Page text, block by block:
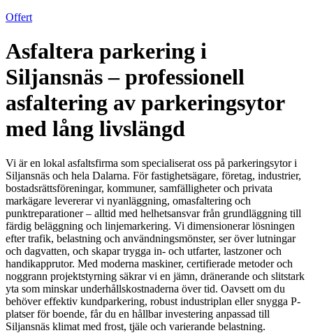
Offert
Asfaltera parkering i
Siljansnäs – professionell
asfaltering av parkeringsytor
med lång livslängd
Vi är en lokal asfaltsfirma som specialiserat oss på parkeringsytor i
Siljansnäs och hela Dalarna. För fastighetsägare, företag, industrier,
bostadsrättsföreningar, kommuner, samfälligheter och privata
markägare levererar vi nyanläggning, omasfaltering och
punktreparationer – alltid med helhetsansvar från grundläggning till
färdig beläggning och linjemarkering. Vi dimensionerar lösningen
efter trafik, belastning och användningsmönster, ser över lutningar
och dagvatten, och skapar trygga in- och utfarter, lastzoner och
handikapprutor. Med moderna maskiner, certifierade metoder och
noggrann projektstyrning säkrar vi en jämn, dränerande och slitstark
yta som minskar underhållskostnaderna över tid. Oavsett om du
behöver effektiv kundparkering, robust industriplan eller snygga P-
platser för boende, får du en hållbar investering anpassad till
Siljansnäs klimat med frost, tjäle och varierande belastning.